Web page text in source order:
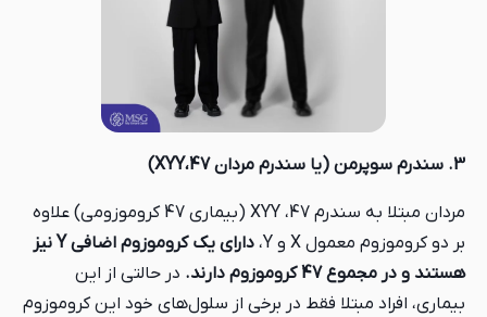
3. سندرم سوپرمن (یا سندرم مردان 47،XYY)
مردان مبتلا به سندرم 47، XYY (بیماری 47 کروموزومی) علاوه
بر دو کروموزوم معمول X و Y،
دارای یک کروموزوم اضافی Y نیز
هستند و در مجموع 47 کروموزوم دارند.
در حالتی از این
بیماری، افراد مبتلا فقط در برخی از سلول‌های خود این کروموزوم